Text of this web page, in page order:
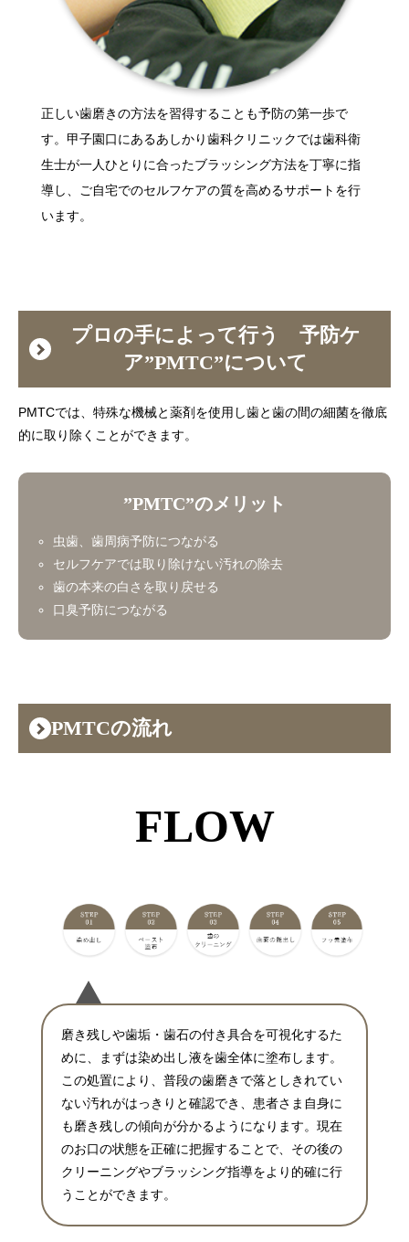
正しい歯磨きの方法を習得することも予防の第一歩で
す。甲子園口にあるあしかり歯科クリニックでは歯科衛
生士が一人ひとりに合ったブラッシング方法を丁寧に指
導し、ご自宅でのセルフケアの質を高めるサポートを行
います。
プロの手によって行う 予防ケ
ア”PMTC”について
PMTCでは、特殊な機械と薬剤を使用し歯と歯の間の細菌を徹底
的に取り除くことができます。
”PMTC”のメリット
虫歯、歯周病予防につながる
セルフケアでは取り除けない汚れの除去
歯の本来の白さを取り戻せる
口臭予防につながる
PMTCの流れ
FLOW
磨き残しや歯垢・歯石の付き具合を可視化するた
めに、まずは染め出し液を歯全体に塗布します。
この処置により、普段の歯磨きで落としきれてい
ない汚れがはっきりと確認でき、患者さま自身に
も磨き残しの傾向が分かるようになります。現在
のお口の状態を正確に把握することで、その後の
クリーニングやブラッシング指導をより的確に行
うことができます。